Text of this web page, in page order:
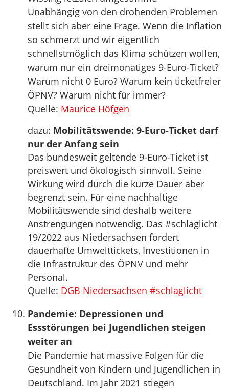
Unabhängig von den drohenden Problemen
stellt sich aber eine Frage. Wenn die Inflation
so schmerzt und wir eigentlich
schnellstmöglich das Klima schützen wollen,
warum nur ein dreimonatiges 9-Euro-Ticket?
Warum nicht 0 Euro? Warum kein ticketfreier
ÖPNV? Warum nicht für immer?
Quelle: Maurice Höfgen
dazu: Mobilitätswende: 9-Euro-Ticket darf
nur der Anfang sein
Das bundesweit geltende 9-Euro-Ticket ist
preiswert und ökologisch sinnvoll. Seine
Wirkung wird durch die kurze Dauer aber
begrenzt sein. Für eine nachhaltige
Mobilitätswende sind deshalb weitere
Anstrengungen notwendig. Das #schlaglicht
19/2022 aus Niedersachsen fordert
dauerhafte Umwelttickets, Investitionen in
die Infrastruktur des ÖPNV und mehr
Personal.
Quelle: DGB Niedersachsen #schlaglicht
Pandemie: Depressionen und
Essstörungen bei Jugendlichen steigen
weiter an
Die Pandemie hat massive Folgen für die
Gesundheit von Kindern und Jugendlichen in
Deutschland. Im Jahr 2021 stiegen